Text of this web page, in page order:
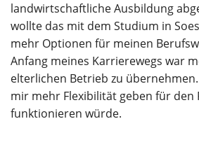
landwirtschaftliche Ausbildung
wollte das mit dem Studium in
mehr Optionen für meinen
Anfang meines Karrierewegs war
elterlichen Betrieb zu
mir mehr Flexibilität geben für den
funktionieren würde.